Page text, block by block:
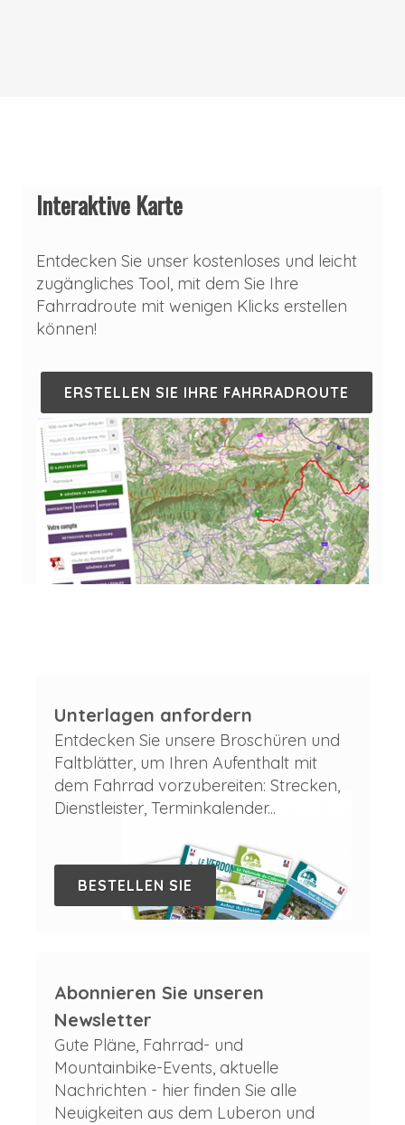
Interaktive Karte
Entdecken Sie unser kostenloses und leicht
zugängliches Tool, mit dem Sie Ihre
Fahrradroute mit wenigen Klicks erstellen
können!
ERSTELLEN SIE IHRE FAHRRADROUTE
Unterlagen anfordern
Entdecken Sie unsere Broschüren und
Faltblätter, um Ihren Aufenthalt mit
dem Fahrrad vorzubereiten: Strecken,
Dienstleister, Terminkalender...
BESTELLEN SIE
Abonnieren Sie unseren
Newsletter
Gute Pläne, Fahrrad- und
Mountainbike-Events, aktuelle
Nachrichten - hier finden Sie alle
Neuigkeiten aus dem Luberon und